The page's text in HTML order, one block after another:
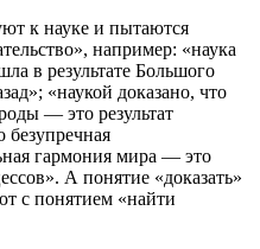
к науке и пытаются
например: «наука
в результате Большого
«наукой доказано, что
— это результат
безупречная
гармония мира — это
А понятие «доказать»
с понятием «найти